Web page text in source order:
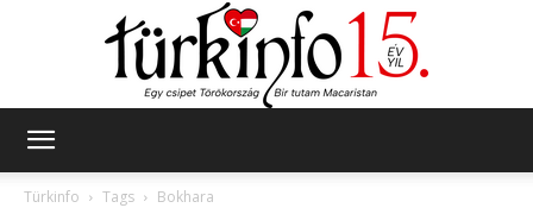
Türkinfo
Tags Bokhara